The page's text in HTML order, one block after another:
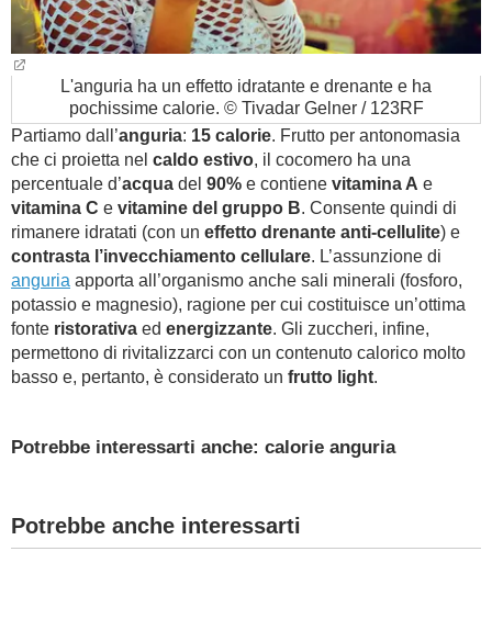
L'anguria ha un effetto idratante e drenante e ha
pochissime calorie. © Tivadar Gelner / 123RF
Partiamo dall’anguria: 15 calorie. Frutto per antonomasia
che ci proietta nel caldo estivo, il cocomero ha una
percentuale d’acqua del 90% e contiene vitamina A e
vitamina C e vitamine del gruppo B. Consente quindi di
rimanere idratati (con un effetto drenante anti-cellulite) e
contrasta l’invecchiamento cellulare. L’assunzione di
anguria apporta all’organismo anche sali minerali (fosforo,
potassio e magnesio), ragione per cui costituisce un’ottima
fonte ristorativa ed energizzante. Gli zuccheri, infine,
permettono di rivitalizzarci con un contenuto calorico molto
basso e, pertanto, è considerato un frutto light.
Potrebbe interessarti anche: calorie anguria
Potrebbe anche interessarti